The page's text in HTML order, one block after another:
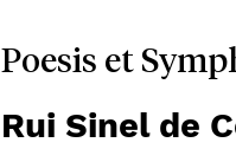
Poesis et
Rui Sinel de